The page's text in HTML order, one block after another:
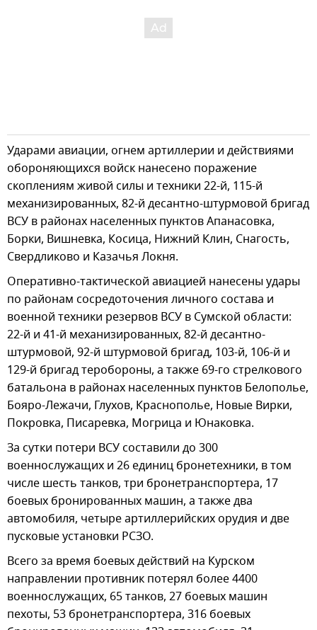
Ударами авиации, огнем артиллерии и действиями
обороняющихся войск нанесено поражение
скоплениям живой силы и техники 22-й, 115-й
механизированных, 82-й десантно-штурмовой бригад
ВСУ в районах населенных пунктов Апанасовка,
Борки, Вишневка, Косица, Нижний Клин, Снагость,
Свердликово и Казачья Локня.
Оперативно-тактической авиацией нанесены удары
по районам сосредоточения личного состава и
военной техники резервов ВСУ в Сумской области:
22-й и 41-й механизированных, 82-й десантно-
штурмовой, 92-й штурмовой бригад, 103-й, 106-й и
129-й бригад теробороны, а также 69-го стрелкового
батальона в районах населенных пунктов Белополье,
Бояро-Лежачи, Глухов, Краснополье, Новые Вирки,
Покровка, Писаревка, Могрица и Юнаковка.
За сутки потери ВСУ составили до 300
военнослужащих и 26 единиц бронетехники, в том
числе шесть танков, три бронетранспортера, 17
боевых бронированных машин, а также два
автомобиля, четыре артиллерийских орудия и две
пусковые установки РСЗО.
Всего за время боевых действий на Курском
направлении противник потерял более 4400
военнослужащих, 65 танков, 27 боевых машин
пехоты, 53 бронетранспортера, 316 боевых